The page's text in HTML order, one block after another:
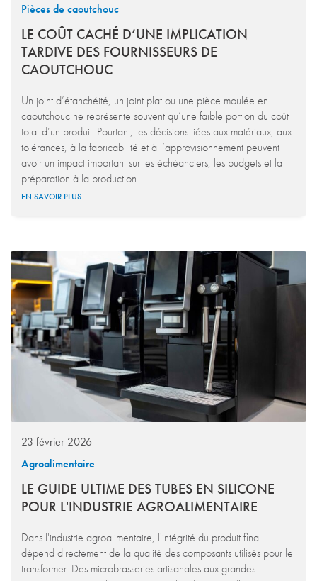
Pièces de caoutchouc
LE COÛT CACHÉ D’UNE IMPLICATION
TARDIVE DES FOURNISSEURS DE
CAOUTCHOUC
Un joint d’étanchéité, un joint plat ou une pièce moulée en
caoutchouc ne représente souvent qu’une faible portion du coût
total d’un produit. Pourtant, les décisions liées aux matériaux, aux
tolérances, à la fabricabilité et à l’approvisionnement peuvent
avoir un impact important sur les échéanciers, les budgets et la
préparation à la production.
EN SAVOIR PLUS
23 février 2026
Agroalimentaire
LE GUIDE ULTIME DES TUBES EN SILICONE
POUR L'INDUSTRIE AGROALIMENTAIRE
Dans l'industrie agroalimentaire, l'intégrité du produit final
dépend directement de la qualité des composants utilisés pour le
transformer. Des microbrasseries artisanales aux grandes